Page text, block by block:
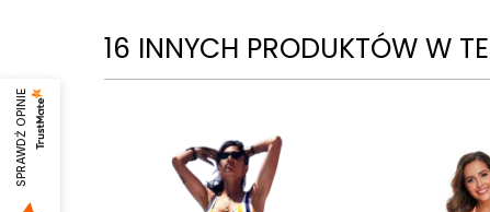
16 INNYCH PRODUKTÓW W
SPRAWDŹ OPINIE